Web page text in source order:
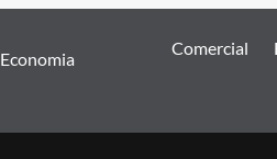
Economia
Comercial